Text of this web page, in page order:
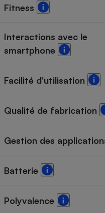
Fitness
Interactions avec le
smartphone
Facilité d'utilisation
Qualité de fabrication
Gestion des
Batterie
Polyvalence